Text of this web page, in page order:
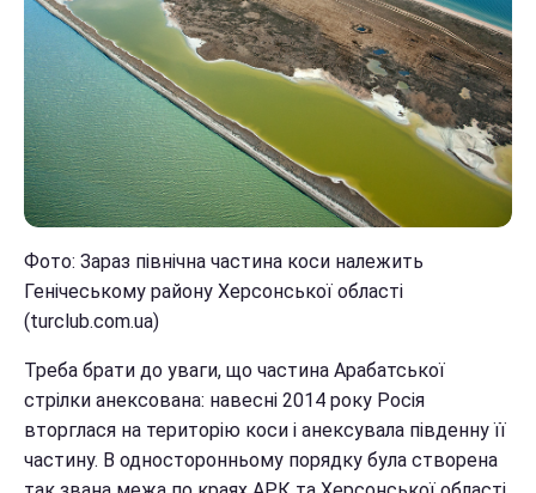
Фото: Зараз північна частина коси належить
Генічеському району Херсонської області
(turclub.com.ua)
Треба брати до уваги, що частина Арабатської
стрілки анексована: навесні 2014 року Росія
вторглася на територію коси і анексувала південну її
частину. В односторонньому порядку була створена